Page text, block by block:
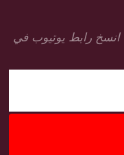
انسخ رابط يوتيوب في